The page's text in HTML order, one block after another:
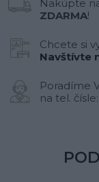
Nakúpte
ZDARMA!
Chcete si
Navštívte
Poradíme
na tel. čísle: